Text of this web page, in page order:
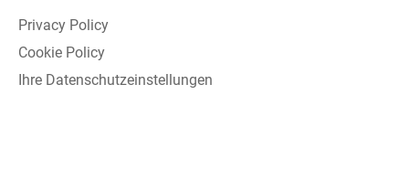
Privacy Policy
Cookie Policy
Ihre Datenschutzeinstellungen